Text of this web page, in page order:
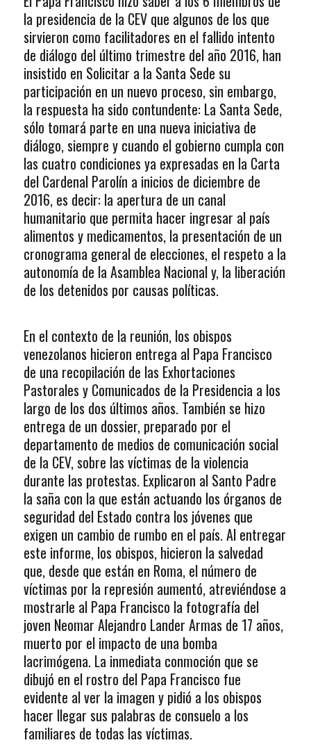
la presidencia de la CEV que algunos de los que
sirvieron como facilitadores en el fallido intento
de diálogo del último trimestre del año 2016, han
insistido en Solicitar a la Santa Sede su
participación en un nuevo proceso, sin embargo,
la respuesta ha sido contundente: La Santa Sede,
sólo tomará parte en una nueva iniciativa de
diálogo, siempre y cuando el gobierno cumpla con
las cuatro condiciones ya expresadas en la Carta
del Cardenal Parolín a inicios de diciembre de
2016, es decir: la apertura de un canal
humanitario que permita hacer ingresar al país
alimentos y medicamentos, la presentación de un
cronograma general de elecciones, el respeto a la
autonomía de la Asamblea Nacional y, la liberación
de los detenidos por causas políticas.
En el contexto de la reunión, los obispos
venezolanos hicieron entrega al Papa Francisco
de una recopilación de las Exhortaciones
Pastorales y Comunicados de la Presidencia a los
largo de los dos últimos años. También se hizo
entrega de un dossier, preparado por el
departamento de medios de comunicación social
de la CEV, sobre las víctimas de la violencia
durante las protestas. Explicaron al Santo Padre
la saña con la que están actuando los órganos de
seguridad del Estado contra los jóvenes que
exigen un cambio de rumbo en el país. Al entregar
este informe, los obispos, hicieron la salvedad
que, desde que están en Roma, el número de
víctimas por la represión aumentó, atreviéndose a
mostrarle al Papa Francisco la fotografía del
joven Neomar Alejandro Lander Armas de 17 años,
muerto por el impacto de una bomba
lacrimógena. La inmediata conmoción que se
dibujó en el rostro del Papa Francisco fue
evidente al ver la imagen y pidió a los obispos
hacer llegar sus palabras de consuelo a los
familiares de todas las víctimas.